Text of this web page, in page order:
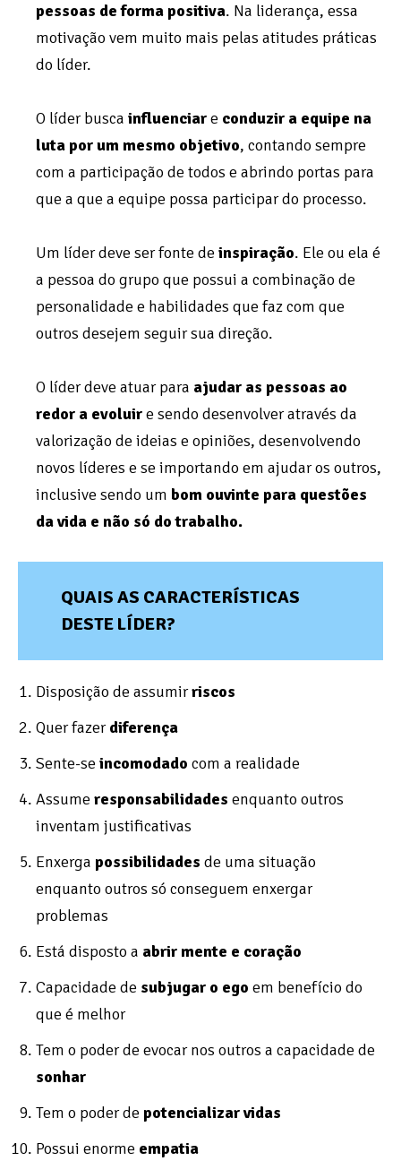
pessoas de forma positiva. Na liderança, essa
motivação vem muito mais pelas atitudes práticas
do líder.
O líder busca influenciare conduzir a equipe na
luta por um mesmo objetivo, contando sempre
com a participação de todos e abrindo portas para
que a que a equipe possa participar do processo.
Um líder deve ser fonte de inspiração. Ele ou ela é
a pessoa do grupo que possui a combinação de
personalidade e habilidades que faz com que
outros desejem seguir sua direção.
O líder deve atuar para ajudar as pessoas ao
redor a evoluire sendo desenvolver através da
valorização de ideias e opiniões, desenvolvendo
novos líderes e se importando em ajudar os outros,
inclusive sendo um bom ouvinte para questões
da vida e não só do trabalho.
QUAIS AS CARACTERÍSTICAS
DESTE LÍDER?
Disposição de assumirriscos
Quer fazerdiferença
Sente-se incomodado com a realidade
Assume responsabilidades enquanto outros
inventam justificativas
Enxerga possibilidades de uma situação
enquanto outros só conseguem enxergar
problemas
Está disposto a abrir mente e coração
Capacidade de subjugar o ego em benefício do
que é melhor
Tem o poder de evocar nos outros a capacidade de
sonhar
Tem o poder de potencializar vidas
Possui enorme empatia